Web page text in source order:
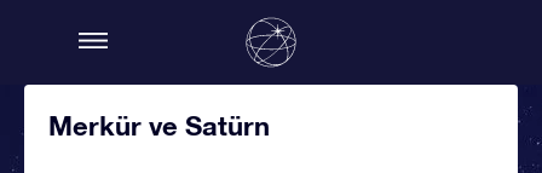
Merkür ve Satürn